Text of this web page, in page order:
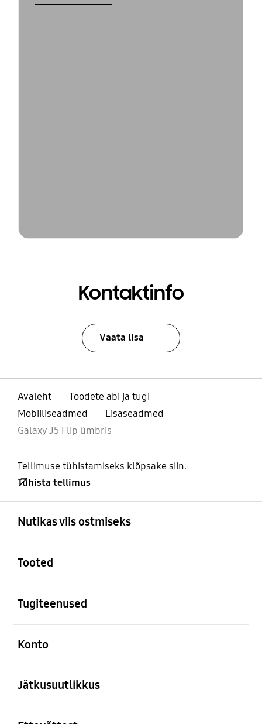
Kontaktinfo
Vaata lisa
Avaleht
Toodete abi ja tugi
Mobiiliseadmed
Lisaseadmed
Galaxy J5 Flip ümbris
Tellimuse tühistamiseks klõpsake siin.
Tühista tellimus
Nutikas viis ostmiseks
Tooted
Tugiteenused
Konto
Jätkusuutlikkus